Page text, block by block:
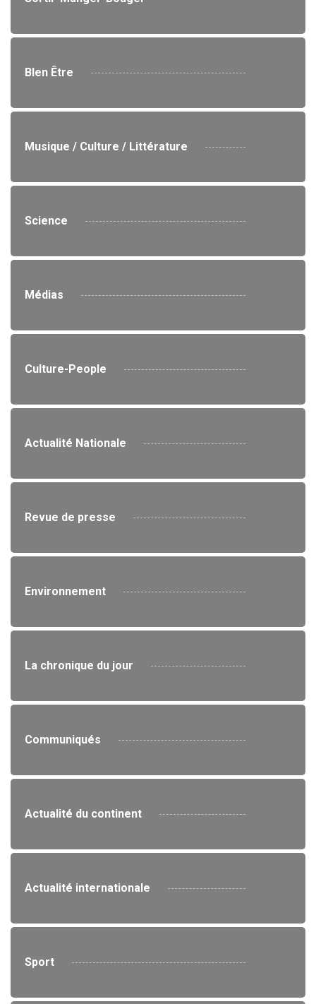
BIen Être
Musique / Culture / Littérature
Science
Médias
Culture-People
Actualité Nationale
Revue de presse
Environnement
La chronique du jour
Communiqués
Actualité du continent
Actualité internationale
Sport